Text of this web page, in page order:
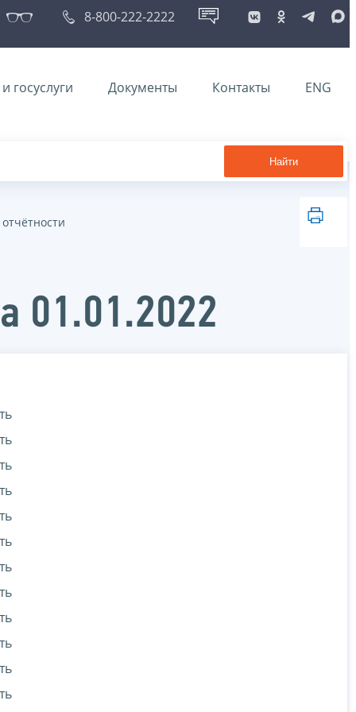
8-800-222-2222
госуслуги Документы Контакты ENG
Найти
01.01.2022